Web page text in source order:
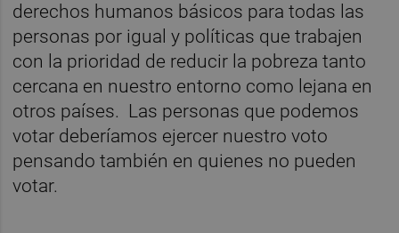
derechos humanos básicos para todas las
personas por igual y políticas que trabajen
con la prioridad de reducir la pobreza tanto
cercana en nuestro entorno como lejana en
otros países. Las personas que podemos
votar deberíamos ejercer nuestro voto
pensando también en quienes no pueden
votar.